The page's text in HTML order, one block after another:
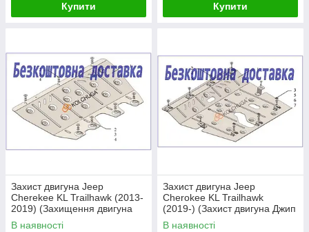
Купити Купити
Захист двигуна Jeep
Cherekee KL Trailhawk (2013-
2019) (Захищення двигуна
Джіп Черокі КЛ) Кольчуга
В наявності
Захист двигуна Jeep
Cherokee KL Trailhawk
(2019-) (Захист двигуна Джип
Черокі КЛ) Кольчуга
В наявності